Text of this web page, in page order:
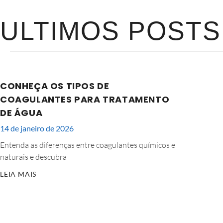
ULTIMOS POSTS
CONHEÇA OS TIPOS DE
COAGULANTES PARA TRATAMENTO
DE ÁGUA
14 de janeiro de 2026
Entenda as diferenças entre coagulantes químicos e
naturais e descubra
LEIA MAIS